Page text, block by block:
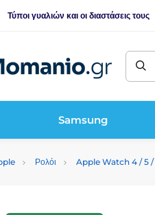
Τύποι γυαλιών και οι διαστάσεις τους
Samsung
Ρολόι Apple Watch 4 / 5